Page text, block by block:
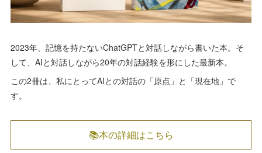
2023年、記憶を持たないChatGPTと対話しながら書いた本。そ
して、AIと対話しながら20年の対話経験を形にした最新本。
この2冊は、私にとってAIとの対話の「原点」と「現在地」で
す。
📚本の詳細はこちら